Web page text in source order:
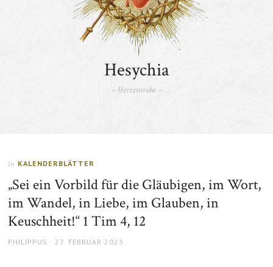
Hesychia
– Herzensruhe –
In KALENDERBLÄTTER
„Sei ein Vorbild für die Gläubigen, im Wort,
im Wandel, in Liebe, im Glauben, in
Keuschheit!“ 1 Tim 4, 12
AUTHOR
PHILIPPUS
POSTED
27. FEBRUAR 2023